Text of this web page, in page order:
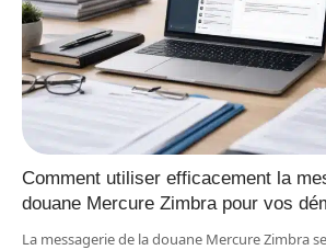
Comment utiliser efficacement la
douane Mercure Zimbra pour vos
La messagerie de la douane Mercure Zimbra